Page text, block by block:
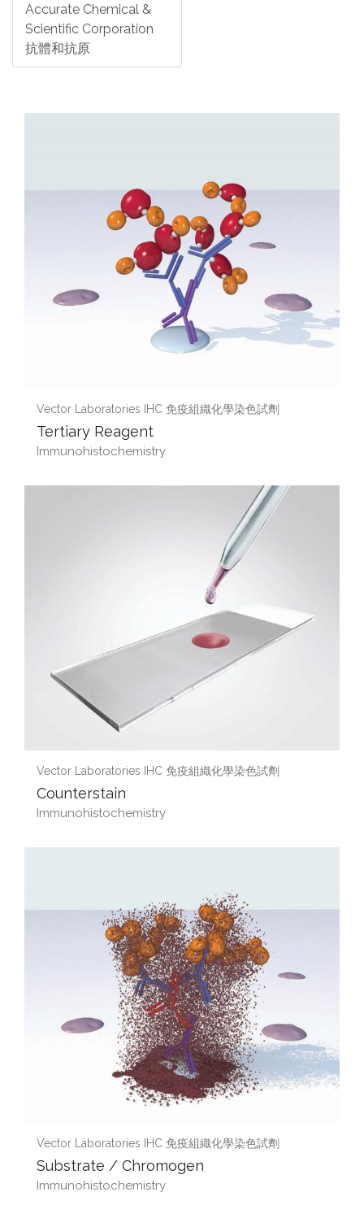
Accurate Chemical &
Scientific Corporation
抗體和抗原
Vector Laboratories IHC 免疫組織化學染色試劑
Tertiary Reagent
Immunohistochemistry
Vector Laboratories IHC 免疫組織化學染色試劑
Counterstain
Immunohistochemistry
Vector Laboratories IHC 免疫組織化學染色試劑
Substrate / Chromogen
Immunohistochemistry